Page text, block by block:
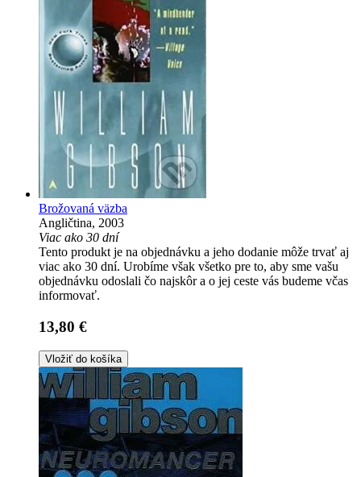
Brožovaná väzba
Angličtina, 2003
Viac ako 30 dní
Tento produkt je na objednávku a jeho dodanie môže trvať aj
viac ako 30 dní. Urobíme však všetko pre to, aby sme vašu
objednávku odoslali čo najskôr a o jej ceste vás budeme včas
informovať.
13,80 €
Vložiť do košíka